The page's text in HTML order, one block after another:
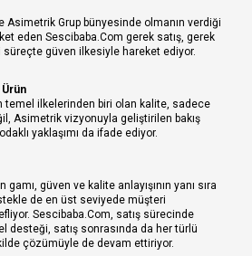
Asimetrik Grup bünyesinde olmanın verdiği
eden Sescibaba.Com gerek satış, gerek
süreçte güven ilkesiyle hareket ediyor.
temel ilkelerinden biri olan kalite, sadece
Asimetrik vizyonuyla geliştirilen bakış
yaklaşımı da ifade ediyor.
güven ve kalite anlayışının yanı sıra
de en üst seviyede müşteri
Sescibaba.Com, satış sürecinde
desteği, satış sonrasında da her türlü
çözümüyle de devam ettiriyor.